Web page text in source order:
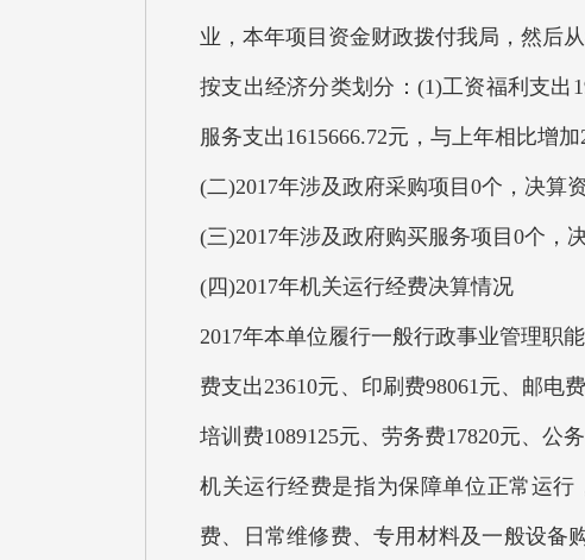
业，本年项目资金财政拨付我局，然后
按支出经济分类划分：(1)工资福利支出
服务支出1615666.72元，与上年相比增
(二)2017年涉及政府采购项目0个，决算资
(三)2017年涉及政府购买服务项目0个，
(四)2017年机关运行经费决算情况
2017年本单位履行一般行政事业管理职
费支出23610元、印刷费98061元、邮电
培训费1089125元、劳务费17820元、公
机关运行经费是指为保障单位正常运
费、日常维修费、专用材料及一般设备